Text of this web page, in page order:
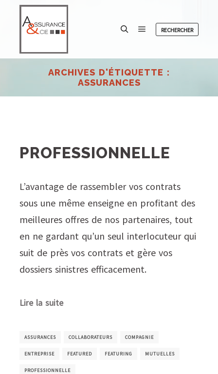
RECHERCHER
ARCHIVES D'ÉTIQUETTE :
ASSURANCES
PROFESSIONNELLE
L’avantage de rassembler vos contrats
sous une même enseigne en profitant des
meilleures offres de nos partenaires, tout
en ne gardant qu’un seul interlocuteur qui
suit de près vos contrats et gère vos
dossiers sinistres efficacement.
Lire la suite
ASSURANCES COLLABORATEURS COMPAGNIE
ENTREPRISE FEATURED FEATURING MUTUELLES
PROFESSIONNELLE